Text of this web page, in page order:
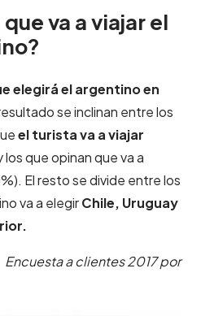
va a viajar el
elegirá el argentino en
se inclinan entre los
el turista va a viajar
los que opinan que va a
El resto se divide entre los
va a elegirChile, Uruguay
2017 por